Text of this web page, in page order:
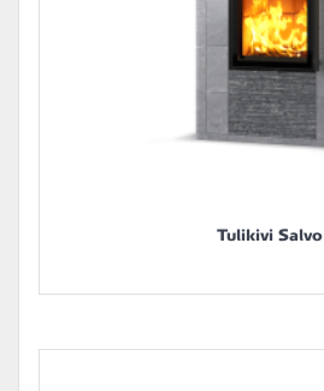
Tulikivi Salvo